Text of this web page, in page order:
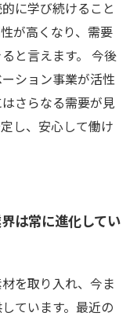
に学び続けること
が高くなり、需要
と言えます。 今後
ション事業が活性
さらなる需要が見
し、安心して働け
は常に進化してい
を取り入れ、今ま
ています。最近の